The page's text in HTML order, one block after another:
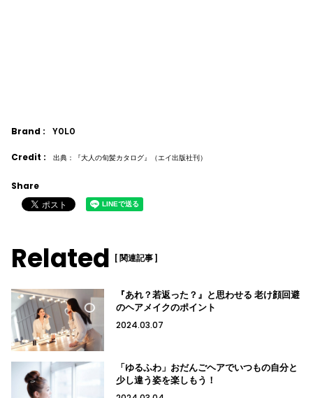
Brand : YOLO
Credit : 出典：『大人の旬髪カタログ』（エイ出版社刊）
Share
Related [ 関連記事 ]
『あれ？若返った？』と思わせる 老け顔回避
のヘアメイクのポイント
2024.03.07
「ゆるふわ」おだんごヘアでいつもの自分と
少し違う姿を楽しもう！